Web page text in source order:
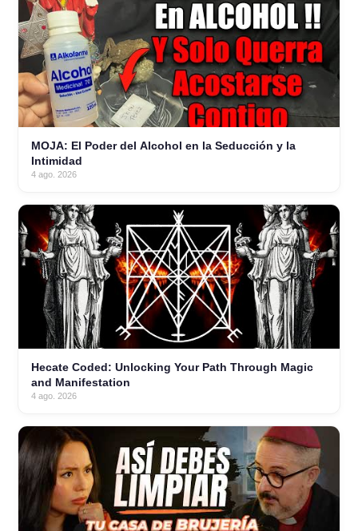
MOJA: El Poder del Alcohol en la Seducción y la
Intimidad
4 ago. 2026
Hecate Coded: Unlocking Your Path Through Magic
and Manifestation
4 ago. 2026